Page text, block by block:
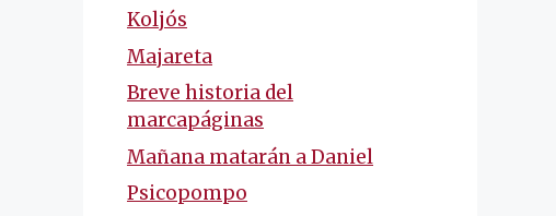
Koljós
Majareta
Breve historia del
marcapáginas
Mañana matarán a Daniel
Psicopompo